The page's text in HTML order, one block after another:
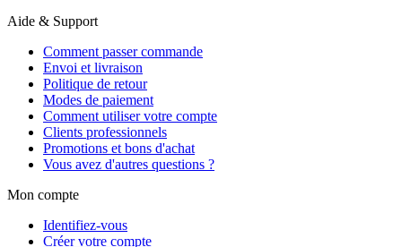
Aide & Support
Comment passer commande
Envoi et livraison
Politique de retour
Modes de paiement
Comment utiliser votre compte
Clients professionnels
Promotions et bons d'achat
Vous avez d'autres questions ?
Mon compte
Identifiez-vous
Créer votre compte